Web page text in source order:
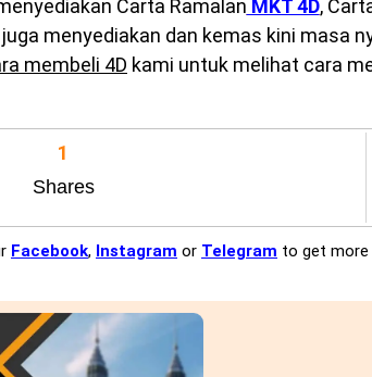
Carta Ramalan MKT 4D,
menyediakan dan kemas kini masa
membeli 4D kami untuk melihat cara
Shares
1
Facebook, Instagram or Telegram to get more